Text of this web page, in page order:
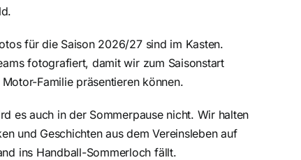
für die Saison 2026/27 sind im Kasten.
fotografiert, damit wir zum Saisonstart
Familie präsentieren können.
es auch in der Sommerpause nicht. Wir halten
und Geschichten aus dem Vereinsleben auf
ins Handball-Sommerloch fällt.